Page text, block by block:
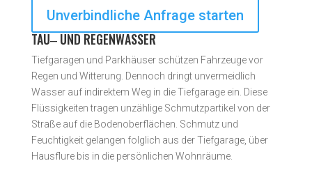
Unverbindliche Anfrage starten
TAU‒ UND REGENWASSER
Tiefgaragen und Parkhäuser schützen Fahrzeuge vor
Regen und Witterung. Dennoch dringt unvermeidlich
Wasser auf indirektem Weg in die Tiefgarage ein. Diese
Flüssigkeiten tragen unzählige Schmutzpartikel von der
Straße auf die Bodenoberflächen. Schmutz und
Feuchtigkeit gelangen folglich aus der Tiefgarage, über
Hausflure bis in die persönlichen Wohnräume.